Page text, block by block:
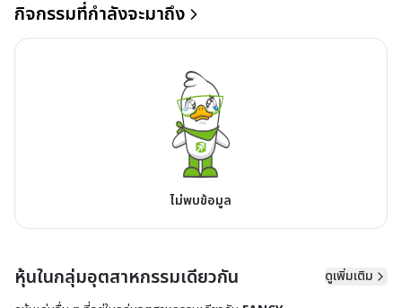
กิจกรรมที่กำลังจะมาถึง
ไม่พบข้อมูล
หุ้นในกลุ่มอุตสาหกรรมเดียวกัน
ดูเพิ่มเติม